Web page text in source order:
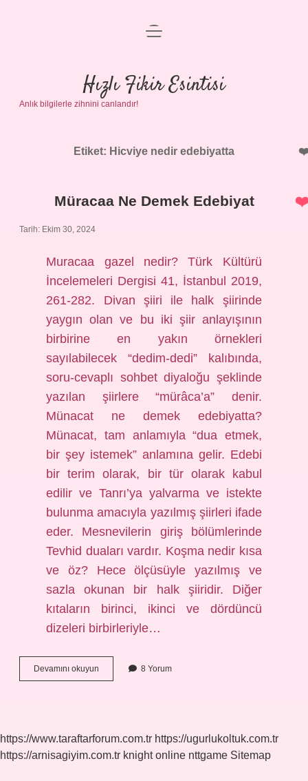
Anasayfa
Gizlilik Politikası
Yasal Uyarı
menüyü
Hızlı Fikir Esintisi
Anlık bilgilerle zihnini canlandır!
Etiket: Hicviye nedir edebiyatta
Müracaa Ne Demek Edebiyat
Tarih: Ekim 30, 2024
Muracaa gazel nedir? Türk Kültürü
İncelemeleri Dergisi 41, İstanbul 2019,
261-282. Divan şiiri ile halk şiirinde
yaygın olan ve bu iki şiir anlayışının
birbirine en yakın örnekleri
sayılabilecek “dedim-dedi” kalıbında,
soru-cevaplı sohbet diyaloğu şeklinde
yazılan şiirlere “mürâca’a” denir.
Münacat ne demek edebiyatta?
Münacat, tam anlamıyla “dua etmek,
bir şey istemek” anlamına gelir. Edebi
bir terim olarak, bir tür olarak kabul
edilir ve Tanrı’ya yalvarma ve istekte
bulunma amacıyla yazılmış şiirleri ifade
eder. Mesnevilerin giriş bölümlerinde
Tevhid duaları vardır. Koşma nedir kısa
ve öz? Hece ölçüsüyle yazılmış ve
sazla okunan bir halk şiiridir. Diğer
kıtaların birinci, ikinci ve dördüncü
dizeleri birbirleriyle…
Devamını okuyun Müracaa
Ne
8 Yorum
https://www.taraftarforum.com.tr https://ugurlukoltuk.com.tr
https://arnisagiyim.com.tr knight online nttgame Sitemap